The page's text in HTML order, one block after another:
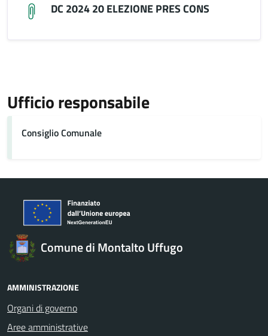
DC 2024 20 ELEZIONE PRES CONS
Ufficio responsabile
Consiglio Comunale
Comune di Montalto Uffugo
AMMINISTRAZIONE
Organi di governo
Aree amministrative